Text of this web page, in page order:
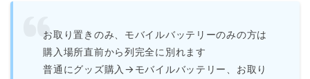
お取り置きのみ、モバイルバッテリーのみの方は
購入場所直前から列完全に別れます
普通にグッズ購入→モバイルバッテリー、お取り